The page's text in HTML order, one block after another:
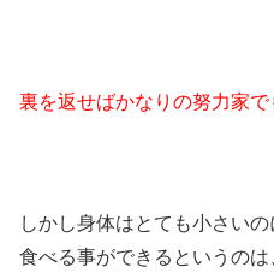
裏を返せばかなりの努力家
しかし身体はとても小さい
食べる事ができるというの